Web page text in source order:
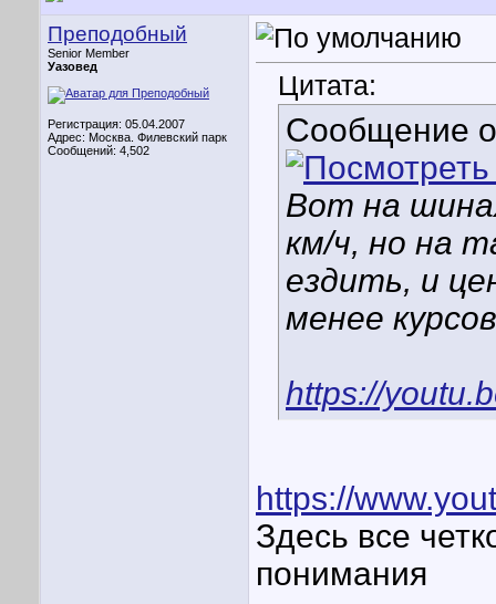
Преподобный
Senior Member
Уазовед
Регистрация: 05.04.2007
Адрес: Москва. Филевский парк
Сообщений: 4,502
Цитата:
Сообщение
Вот на
км/ч, но на
ездить, и
менее
https://
https://
Здесь все
понимания